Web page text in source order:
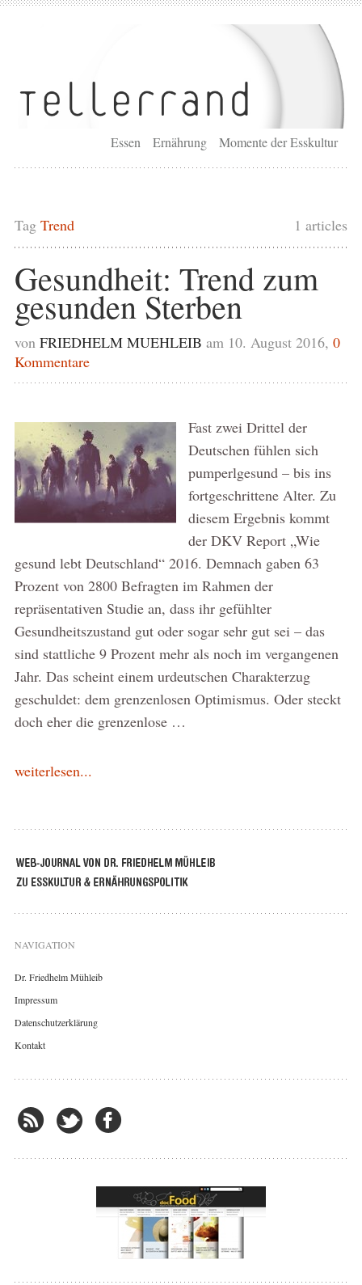
Essen Ernährung Momente der Esskultur
1 articles
Tag Trend
Gesundheit: Trend zum
gesunden Sterben
von FRIEDHELM MUEHLEIB am 10. August 2016, 0
Kommentare
Fast zwei Drittel der
Deutschen fühlen sich
pumperlgesund – bis ins
fortgeschrittene Alter. Zu
diesem Ergebnis kommt
der DKV Report „Wie
gesund lebt Deutschland“ 2016. Demnach gaben 63
Prozent von 2800 Befragten im Rahmen der
repräsentativen Studie an, dass ihr gefühlter
Gesundheitszustand gut oder sogar sehr gut sei – das
sind stattliche 9 Prozent mehr als noch im vergangenen
Jahr. Das scheint einem urdeutschen Charakterzug
geschuldet: dem grenzenlosen Optimismus. Oder steckt
doch eher die grenzenlose …
weiterlesen...
NAVIGATION
Dr. Friedhelm Mühleib
Impressum
Datenschutzerklärung
Kontakt